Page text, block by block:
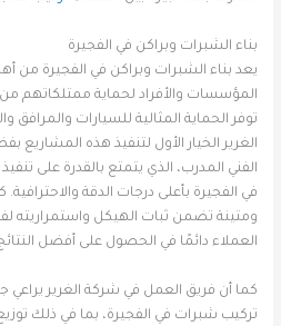
بناء الشبرات وبراكن في الفجيرة
يعد بناء الشبرات وبراكن في الفجيرة من
المؤسسات والأفراد لحماية ممتلكاتهم
توفر الحماية المثالية للسيارات
الغرير الخيار الأول لتنفيذ هذه المشاريع
الفني المدرب، الذي يتمتع بالقدرة على
في الفجيرة بأعلى درجات الدقة
ومتينة تضمن ثبات الهيكل واستمراريته
العملاء دائمًا في الحصول على أفضل
كما أن فريق العمل في شركة الغرير يراعي
تركيب شبرات في الفجيرة، بما في ذلك توزيع